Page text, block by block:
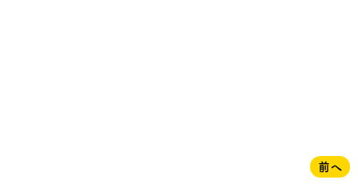
前へ